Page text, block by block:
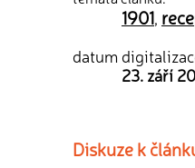
1901,
datum
23. září
Diskuze k